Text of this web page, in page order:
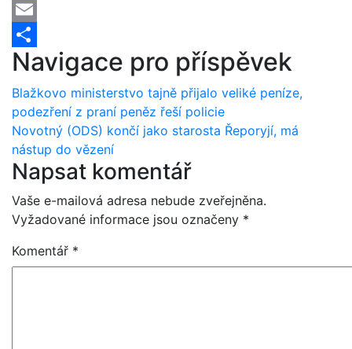
Mastodon
Email
Share
Navigace pro příspěvek
Blažkovo ministerstvo tajně přijalo veliké peníze,
podezření z praní peněz řeší policie
Novotný (ODS) končí jako starosta Řeporyjí, má
nástup do vězení
Napsat komentář
Vaše e-mailová adresa nebude zveřejněna.
Vyžadované informace jsou označeny *
Komentář *